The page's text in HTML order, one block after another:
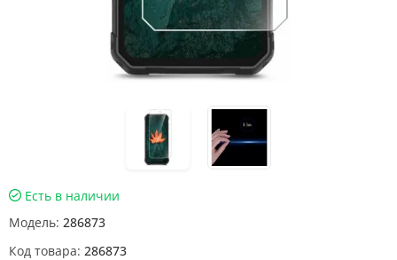
Есть в наличии
Модель: 286873
Код товара: 286873